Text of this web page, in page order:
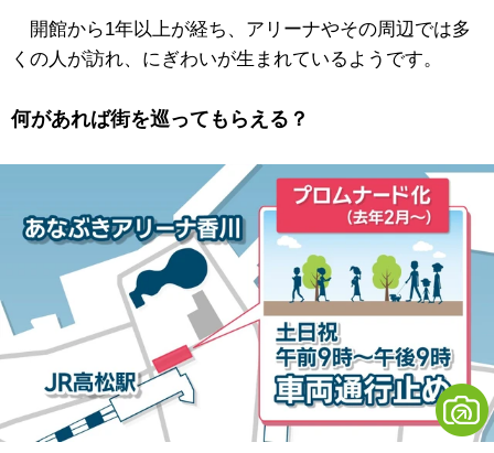
開館から1年以上が経ち、アリーナやその周辺では多
くの人が訪れ、にぎわいが生まれているようです。
何があれば街を巡ってもらえる？